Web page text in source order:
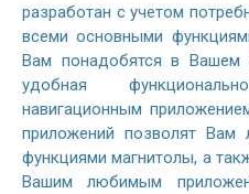
разработан с учетом
всеми основными
Вам понадобятся в Вашем
удобная
навигационным
приложений позволят Вам
функциями магнитолы, а
Вашим любимым